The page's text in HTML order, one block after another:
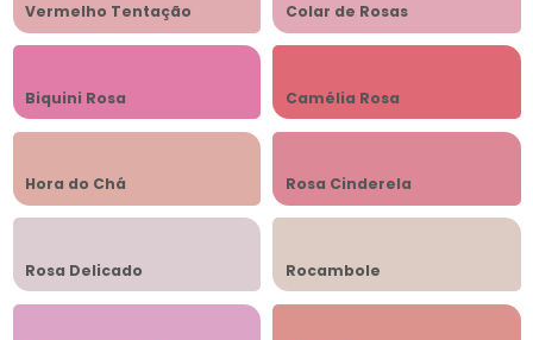
Vermelho Tentação Colar de Rosas
Biquini Rosa Camélia Rosa
Hora do Chá Rosa Cinderela
Rosa Delicado Rocambole